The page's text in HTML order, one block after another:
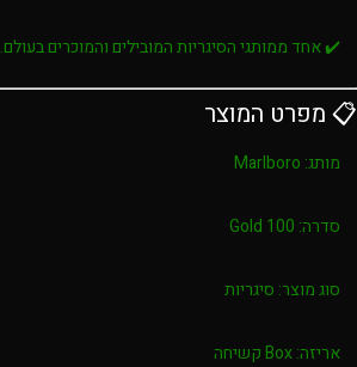
✔️ אחד ממותגי הסיגריות המובילים והמוכרים בעולם.
📋 מפרט המוצר
מותג:
סדרה:
סוג מוצר: סיגריות
אריזה: